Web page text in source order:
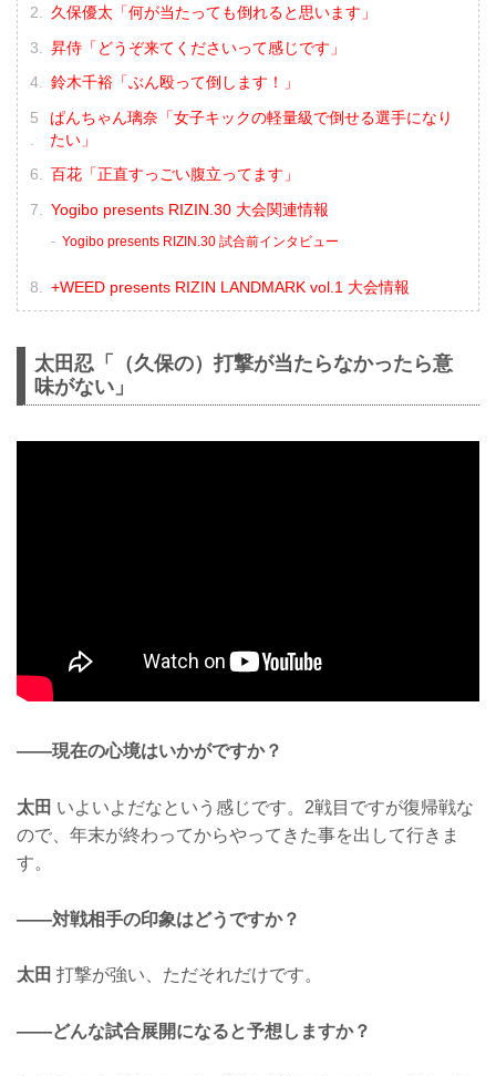
久保優太「何が当たっても倒れると思います」
昇侍「どうぞ来てくださいって感じです」
鈴木千裕「ぶん殴って倒します！」
ぱんちゃん璃奈「女子キックの軽量級で倒せる選手になり
たい」
百花「正直すっごい腹立ってます」
Yogibo presents RIZIN.30 大会関連情報
Yogibo presents RIZIN.30 試合前インタビュー
+WEED presents RIZIN LANDMARK vol.1 大会情報
太田忍「（久保の）打撃が当たらなかったら意
味がない」
——現在の心境はいかがですか？
太田 いよいよだなという感じです。2戦目ですが復帰戦な
ので、年末が終わってからやってきた事を出して行きま
す。
——対戦相手の印象はどうですか？
太田 打撃が強い、ただそれだけです。
——どんな試合展開になると予想しますか？